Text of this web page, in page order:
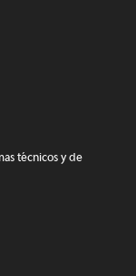
técnicos y de